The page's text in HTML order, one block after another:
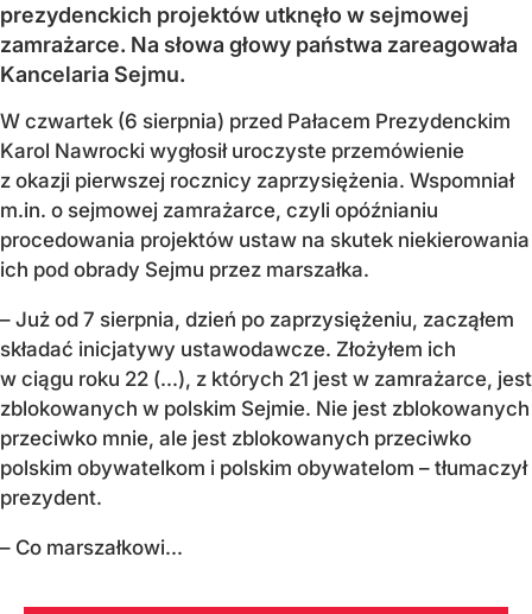
prezydenckich projektów utknęło w sejmowej
zamrażarce. Na słowa głowy państwa zareagowała
Kancelaria Sejmu.
W czwartek (6 sierpnia) przed Pałacem Prezydenckim
Karol Nawrocki wygłosił uroczyste przemówienie
z okazji pierwszej rocznicy zaprzysiężenia. Wspomniał
m.in. o sejmowej zamrażarce, czyli opóźnianiu
procedowania projektów ustaw na skutek niekierowania
ich pod obrady Sejmu przez marszałka.
– Już od 7 sierpnia, dzień po zaprzysiężeniu, zacząłem
składać inicjatywy ustawodawcze. Złożyłem ich
w ciągu roku 22 (...), z których 21 jest w zamrażarce, jest
zblokowanych w polskim Sejmie. Nie jest zblokowanych
przeciwko mnie, ale jest zblokowanych przeciwko
polskim obywatelkom i polskim obywatelom – tłumaczył
prezydent.
– Co marszałkowi...